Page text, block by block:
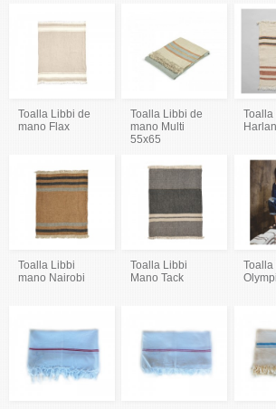
Toalla Libbi de
mano Flax
Toalla Libbi de
mano Multi
55x65
Toalla
Toalla Libbi
mano Nairobi
Toalla Libbi
Mano Tack
Toalla